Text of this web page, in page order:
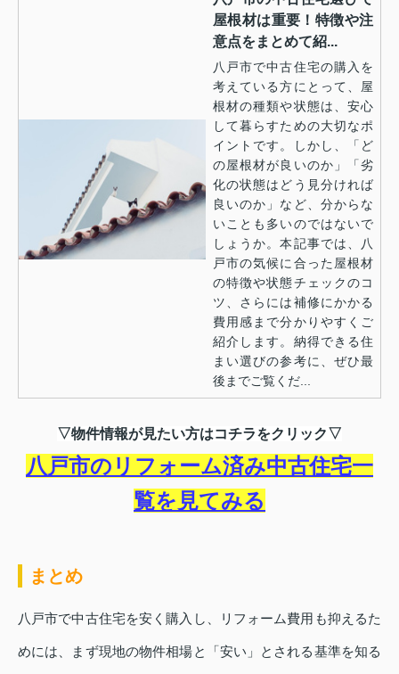
屋根材は重要！特徴や注
意点をまとめて紹...
八戸市で中古住宅の購入を
考えている方にとって、屋
根材の種類や状態は、安心
して暮らすための大切なポ
イントです。しかし、「ど
の屋根材が良いのか」「劣
化の状態はどう見分ければ
良いのか」など、分からな
いことも多いのではないで
しょうか。本記事では、八
戸市の気候に合った屋根材
の特徴や状態チェックのコ
ツ、さらには補修にかかる
費用感まで分かりやすくご
紹介します。納得できる住
まい選びの参考に、ぜひ最
後までご覧くだ...
▽物件情報が見たい方はコチラをクリック▽
八戸市のリフォーム済み中古住宅一
覧を見てみる
まとめ
八戸市で中古住宅を安く購入し、リフォーム費用も抑えるた
めには、まず現地の物件相場と「安い」とされる基準を知る